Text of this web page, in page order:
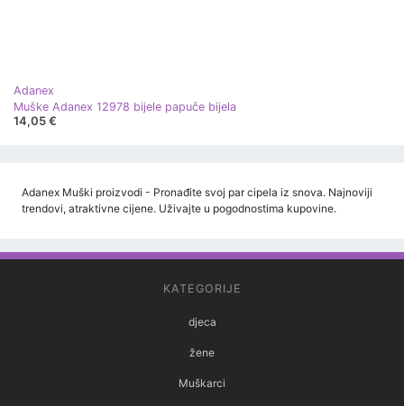
Adanex
Muške Adanex 12978 bijele papuče bijela
14,05 €
Adanex Muški proizvodi - Pronađite svoj par cipela iz snova. Najnoviji
trendovi, atraktivne cijene. Uživajte u pogodnostima kupovine.
KATEGORIJE
djeca
žene
Muškarci